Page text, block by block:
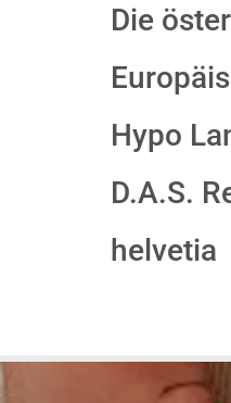
Die
Hypo
D.A.S.
helvetia